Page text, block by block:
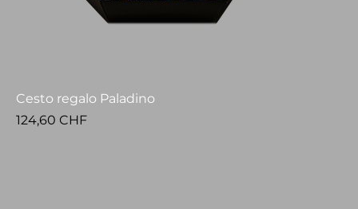
Cesto regalo Paladino
Prezzo
124,60 CHF